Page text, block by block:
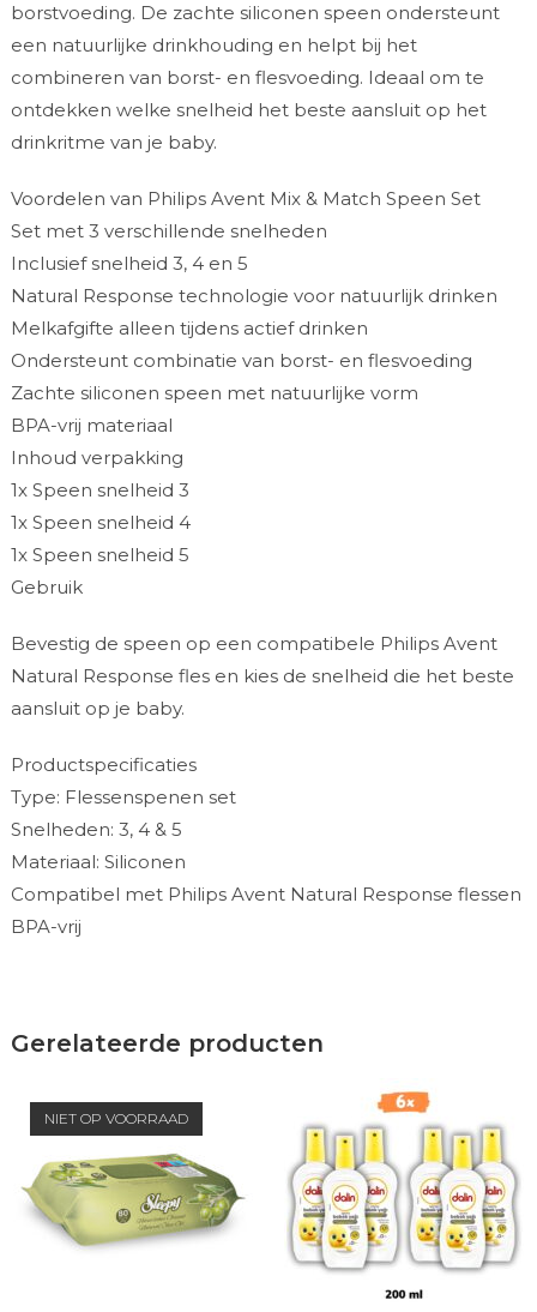
borstvoeding. De zachte siliconen speen ondersteunt
een natuurlijke drinkhouding en helpt bij het
combineren van borst- en flesvoeding. Ideaal om te
ontdekken welke snelheid het beste aansluit op het
drinkritme van je baby.
Voordelen van Philips Avent Mix & Match Speen Set
Set met 3 verschillende snelheden
Inclusief snelheid 3, 4 en 5
Natural Response technologie voor natuurlijk drinken
Melkafgifte alleen tijdens actief drinken
Ondersteunt combinatie van borst- en flesvoeding
Zachte siliconen speen met natuurlijke vorm
BPA-vrij materiaal
Inhoud verpakking
1x Speen snelheid 3
1x Speen snelheid 4
1x Speen snelheid 5
Gebruik
Bevestig de speen op een compatibele Philips Avent
Natural Response fles en kies de snelheid die het beste
aansluit op je baby.
Productspecificaties
Type: Flessenspenen set
Snelheden: 3, 4 & 5
Materiaal: Siliconen
Compatibel met Philips Avent Natural Response flessen
BPA-vrij
Gerelateerde producten
NIET OP VOORRAAD